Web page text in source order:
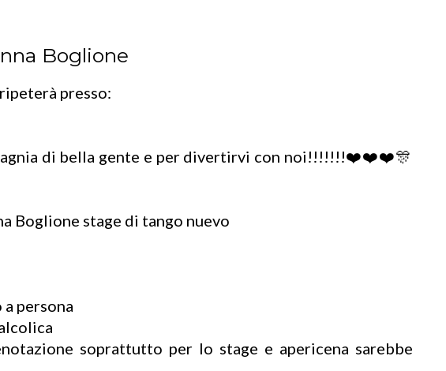
Boglione
presso:
di bella gente e per divertirvi con noi!!!!!!!❤️❤️❤️🎊
Boglione stage di tango nuevo
persona
soprattutto per lo stage e apericena sarebbe